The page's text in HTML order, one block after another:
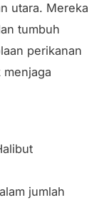
utara. Mereka
tumbuh
perikanan
jumlah